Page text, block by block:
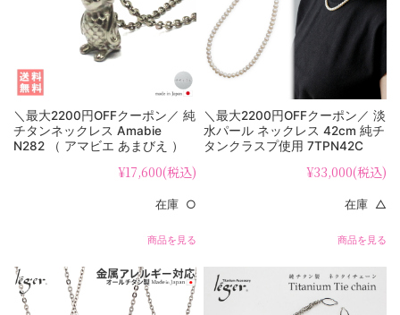
＼最大2200円OFFクーポン／ 純
チタンネックレス Amabie
N282 （ アマビエ あまびえ ）
¥17,600(税込)
在庫 ○
商品を見る
＼最大2200円OFFクーポン／ 淡
水パール ネックレス 42cm 純チ
タンクラスプ使用 7TPN42C
¥33,000(税込)
在庫 △
商品を見る